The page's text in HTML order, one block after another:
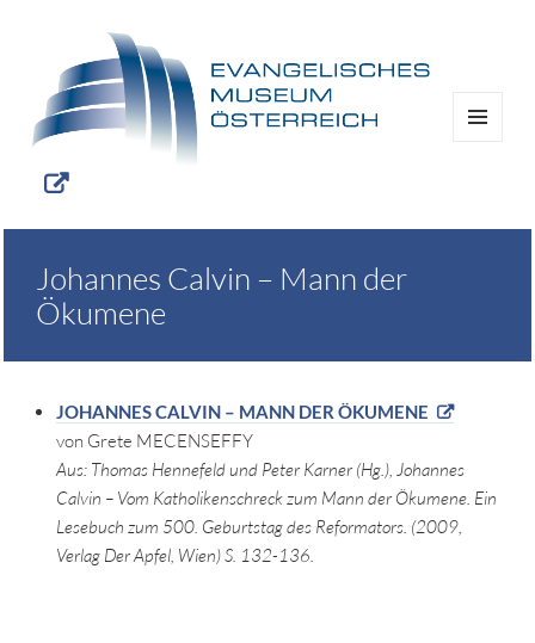
Johannes Calvin – Mann der
Ökumene
JOHANNES CALVIN – MANN DER ÖKUMENE
von Grete MECENSEFFY
Aus: Thomas Hennefeld und Peter Karner (Hg.), Johannes
Calvin – Vom Katholikenschreck zum Mann der Ökumene. Ein
Lesebuch zum 500. Geburtstag des Reformators. (2009,
Verlag Der Apfel, Wien) S. 132-136.